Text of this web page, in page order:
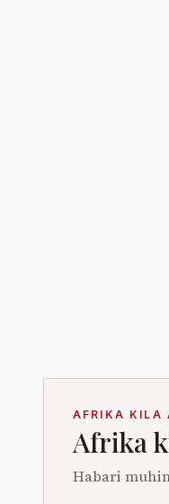
AFRIKA KILA
Afrika
Habari